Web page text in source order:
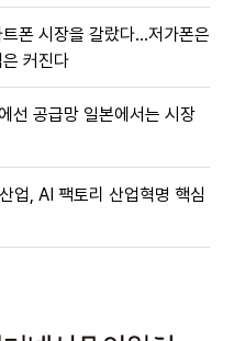
폰 시장을 갈랐다…저가폰은
커진다
선 공급망 일본에서는 시장
업, AI 팩토리 산업혁명 핵심